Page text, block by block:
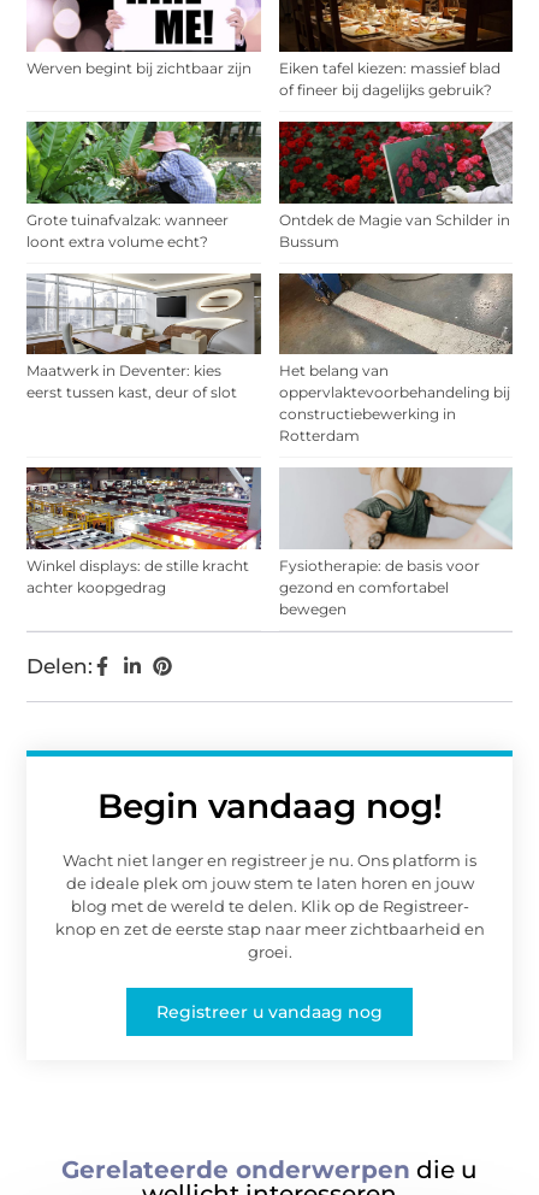
Werven begint bij zichtbaar zijn
Eiken tafel kiezen: massief blad
of fineer bij dagelijks gebruik?
Grote tuinafvalzak: wanneer
loont extra volume echt?
Ontdek de Magie van Schilder in
Bussum
Maatwerk in Deventer: kies
eerst tussen kast, deur of slot
Het belang van
oppervlaktevoorbehandeling bij
constructiebewerking in
Rotterdam
Winkel displays: de stille kracht
achter koopgedrag
Fysiotherapie: de basis voor
gezond en comfortabel
bewegen
Begin vandaag nog!
Wacht niet langer en registreer je nu. Ons platform is
de ideale plek om jouw stem te laten horen en jouw
blog met de wereld te delen. Klik op de Registreer-
knop en zet de eerste stap naar meer zichtbaarheid en
groei.
Registreer u vandaag nog
Delen:
Gerelateerde onderwerpen die u